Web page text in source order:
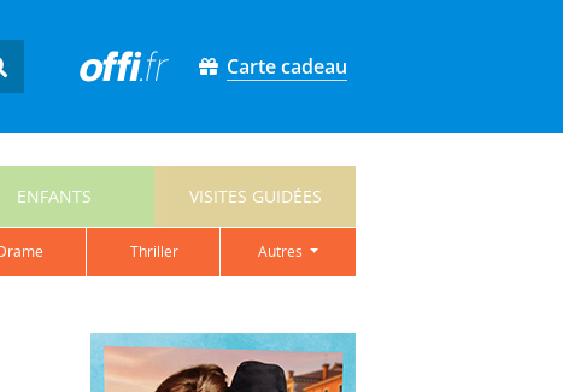
Carte cadeau
ENFANTS VISITES GUIDÉES
drame thriller autres